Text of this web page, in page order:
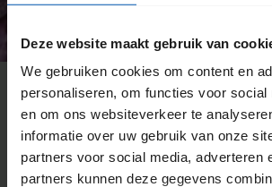
Deze website maakt gebruik van
We gebruiken cookies om content en
personaliseren, om functies voor social
en om ons websiteverkeer te
informatie over uw gebruik van onze
partners voor social media, adverteren
partners kunnen deze gegevens
De voordelen van een
fietsenwinkel